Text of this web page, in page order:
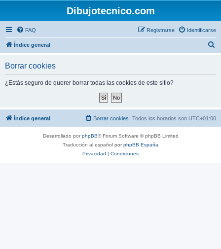
Dibujotecnico.com
FAQ Identificarse
Registrarse
Índice general
Borrar cookies
¿Estás seguro de querer borrar todas las cookies de este sitio?
Índice general Todos los horarios son UTC+01:00
Borrar cookies
Desarrollado porphpBB® Forum Software © phpBB Limited
Traducción al español porphpBB España
Privacidad | Condiciones